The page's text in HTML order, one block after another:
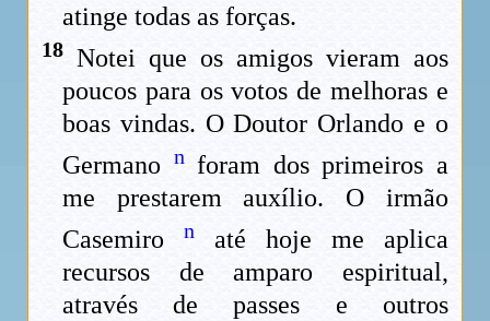
atinge todas as forças.
18 Notei que os amigos vieram aos
poucos para os votos de melhoras e
boas vindas. O Doutor Orlando e o
Germano nforam dos primeiros a
me prestarem auxílio. O irmão
Casemiro n
até hoje me aplica
recursos de amparo espiritual,
através de passes e outros